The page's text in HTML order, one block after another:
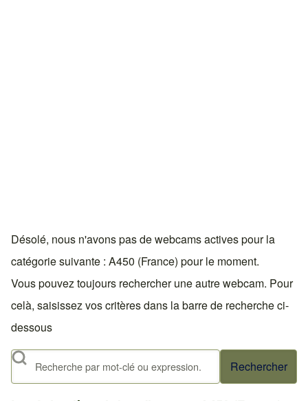
Désolé, nous n'avons pas de webcams actives pour la
catégorie suivante : A450 (France) pour le moment.
Vous pouvez toujours rechercher une autre webcam. Pour
celà, saisissez vos critères dans la barre de recherche ci-
dessous
Rechercher